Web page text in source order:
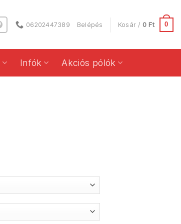
06202447389 Belépés Kosár / 0 Ft 0
Infók Akciós pólók